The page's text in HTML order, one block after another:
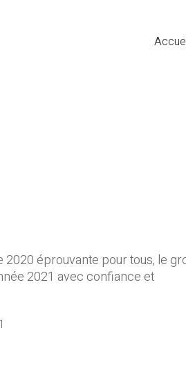
2020 éprouvante pour tous, le
2021 avec confiance et